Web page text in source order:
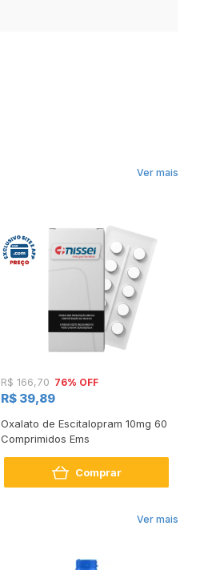
Ver mais
R$ 166,70 76% OFF
R$ 39,89
Oxalato de Escitalopram 10mg 60
Comprimidos Ems
Comprar
Ver mais